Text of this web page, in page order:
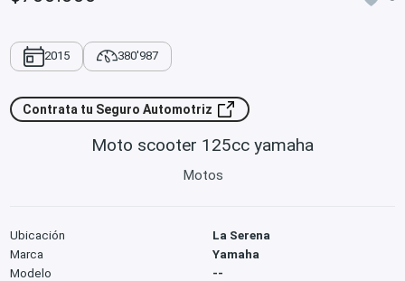
2015 380'987
Contrata tu Seguro Automotriz
Moto scooter 125cc yamaha
Motos
Ubicación
La Serena
Marca
Yamaha
Modelo
--